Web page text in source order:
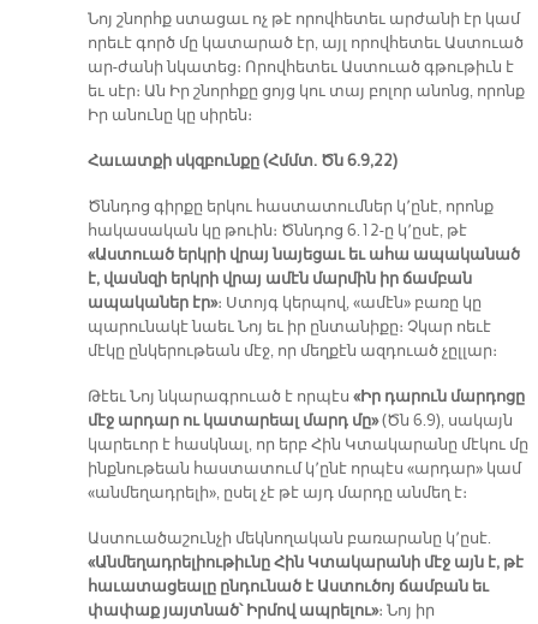
Նոյ շնորհք ստացաւ ոչ թէ որովհետեւ արժանի էր կամ
որեւէ գործ մը կատարած էր, այլ որովհետեւ Աստուած
ար-ժանի նկատեց։ Որովհետեւ Աստուած գթութիւն է
եւ սէր։ Ան Իր շնորհքը ցոյց կու տայ բոլոր անոնց, որոնք
Իր անունը կը սիրեն։
Հաւատքի սկզբունքը (Հմմտ. Ծն 6.9,22)
Ծննդոց գիրքը երկու հաստատումներ կ՚ընէ, որոնք
հակասական կը թուին։ Ծննդոց 6.12-ը կ՚ըսէ, թէ
«Աստուած երկրի վրայ նայեցաւ եւ ահա ապականած
է, վասնզի երկրի վրայ ամէն մարմին իր ճամբան
ապականեր էր»։ Ստոյգ կերպով, «ամէն» բառը կը
պարունակէ նաեւ Նոյ եւ իր ընտանիքը։ Չկար ոեւէ
մէկը ընկերութեան մէջ, որ մեղքէն ազդուած չըլլար։
Թէեւ Նոյ նկարագրուած է որպէս «Իր դարուն մարդոցը
մէջ արդար ու կատարեալ մարդ մը»(Ծն 6.9), սակայն
կարեւոր է հասկնալ, որ երբ Հին Կտակարանը մէկու մը
ինքնութեան հաստատում կ՚ընէ որպէս «արդար» կամ
«անմեղադրելի», ըսել չէ թէ այդ մարդը անմեղ է։
Աստուածաշունչի մեկնողական բառարանը կ՚ըսէ.
«Անմեղադրելիութիւնը Հին Կտակարանի մէջ այն է, թէ
հաւատացեալը ընդունած է Աստուծոյ ճամբան եւ
փափաք յայտնած՝ Իրմով ապրելու»։ Նոյ իր